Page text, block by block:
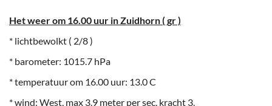
Het weer om 16.00 uur in Zuidhorn ( gr )
* lichtbewolkt ( 2/8 )
* barometer: 1015.7 hPa
* temperatuur om 16.00 uur: 13.0 C
* wind: West, max 3.9 meter per sec, kracht 3.